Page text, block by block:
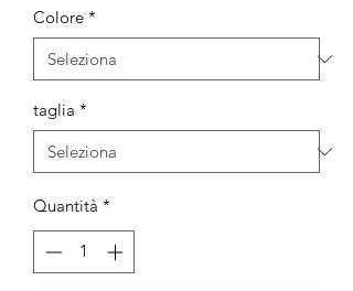
Colore *
taglia *
Quantità *